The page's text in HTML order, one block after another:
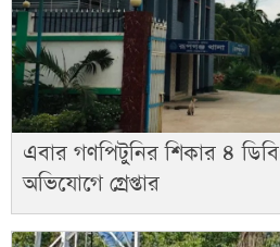
এবার গণপিটুনির শিকার ৪
অভিযোগে গ্রেপ্তার